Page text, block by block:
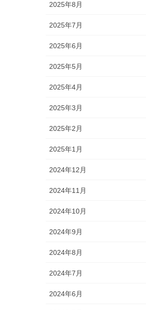
2025年8月
2025年7月
2025年6月
2025年5月
2025年4月
2025年3月
2025年2月
2025年1月
2024年12月
2024年11月
2024年10月
2024年9月
2024年8月
2024年7月
2024年6月